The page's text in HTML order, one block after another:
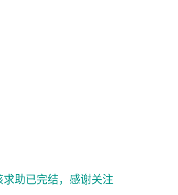
求助已完结，感谢关注